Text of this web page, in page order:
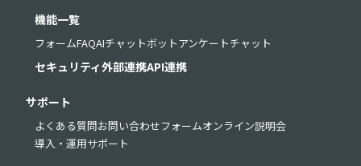
機能一覧
フォームFAQAIチャットボットアンケートチャット
セキュリティ外部連携API連携
サポート
よくある質問お問い合わせフォームオンライン説明会
導入・運用サポート